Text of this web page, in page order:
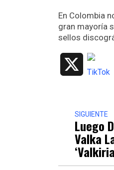
En Colombia
gran mayoría
sellos
X
SIGUIENTE
Luego
Valka